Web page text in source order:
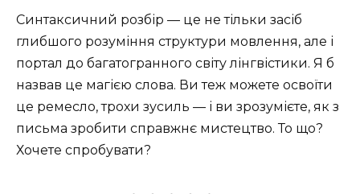
Синтаксичний розбір — це не тільки засіб
глибшого розуміння структури мовлення, але і
портал до багатогранного світу лінгвістики. Я б
назвав це магією слова. Ви теж можете освоїти
це ремесло, трохи зусиль — і ви зрозумієте, як з
письма зробити справжнє мистецтво. То що?
Хочете спробувати?